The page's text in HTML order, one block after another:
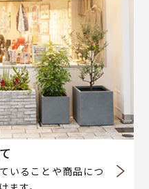
いることや商品につ